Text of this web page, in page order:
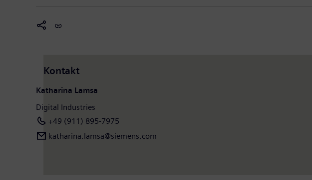
Kontakt
Katharina Lamsa
Digital Industries
+49 (911) 895-7975
katharina.lamsa@siemens.com